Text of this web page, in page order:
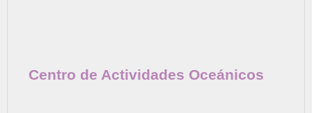
Centro de Actividades Oceánicos